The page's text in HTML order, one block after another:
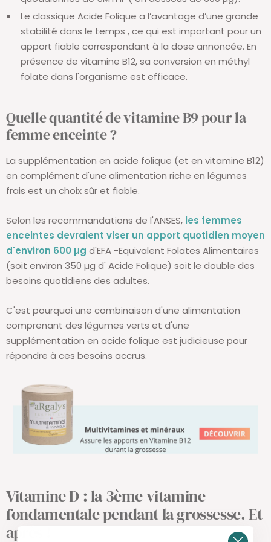
Le classique Acide Folique a l’avantage d’une grande
stabilité dans le temps , ce qui est important pour un
apport fiable correspondant à la dose annoncée. En
présence de vitamine B12, sa conversion en méthyl
folate dans l'organisme est efficace.
Quelle quantité de vitamine B9 pour la
femme enceinte ?
La supplémentation en acide folique (et en vitamine B12)
en complément d'une alimentation riche en légumes
frais est un choix sûr et fiable.
Selon les recommandations de l'ANSES, les femmes
enceintes devraient viser un apport quotidien moyen
d'environ 600 µg d'EFA -Equivalent Folates Alimentaires
(soit environ 350 µg d' Acide Folique) soit le double des
besoins quotidiens des adultes.
C'est pourquoi une combinaison d'une alimentation
comprenant des légumes verts et d'une
supplémentation en acide folique est judicieuse pour
répondre à ces besoins accrus.
Vitamine D : la 3ème vitamine
fondamentale pendant la grossesse. Et
après !